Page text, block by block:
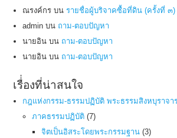
ณรงค์กร บนรายชื่อผู้บริจาคซื้อที่ดิน (ครั้งที่ ๓)
admin บน ถาม-ตอบปัญหา
นายอิน บน ถาม-ตอบปัญหา
นายอิน บน ถาม-ตอบปัญหา
เรื่่องที่น่าสนใจ
กฎแห่งกรรม-ธรรมปฏิบัติ พระธรรมสิงหบุราจา
ภาคธรรมปฏิบัติ (7)
จิตเป็นอิสระโดยพระกรรมฐาน (3)